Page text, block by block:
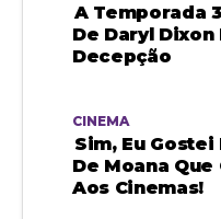
A Temporada
De Daryl Dixon
Decepção
CINEMA
Sim, Eu Gostei
De Moana Que
Aos Cinemas!